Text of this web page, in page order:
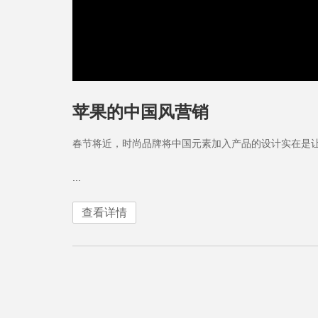
苹果的中国风营销
春节将近，时尚品牌将中国元素加入产品的设计实在是
查看详情